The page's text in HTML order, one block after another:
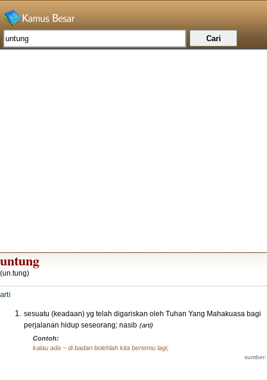
untung
(un.tung)
arti
sesuatu (keadaan) yg telah digariskan oleh Tuhan Yang Mahakuasa bagi
perjalanan hidup seseorang; nasib (arti)
Contoh:
kalau ada ~ di badan bolehlah kita bertemu lagi;